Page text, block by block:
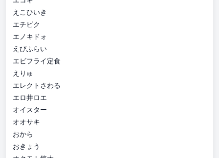
えこひいき
エチピク
エノキドォ
えびふらい
エビフライ定食
えりゅ
エレクトさわる
エロ井ロエ
オイスター
オオサキ
おから
おきょう